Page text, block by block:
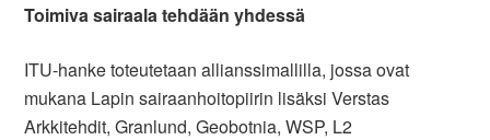
Toimiva sairaala tehdään yhdessä
ITU-hanke toteutetaan allianssimallilla, jossa ovat
mukana Lapin sairaanhoitopiirin lisäksi Verstas
Arkkitehdit, Granlund, Geobotnia, WSP, L2